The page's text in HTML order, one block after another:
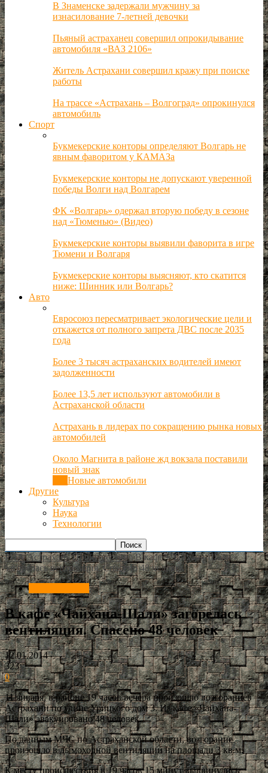
В Знаменске задержали мужчину за
изнасилование 7-летней девочки
Пьяный астраханец совершил опрокидывание
автомобиля «ВАЗ 2106»
Житель Астрахани совершил кражу при поиске
работы
На трассе «Астрахань – Волгоград» опрокинулся
автомобиль
Спорт
Букмекерские конторы определяют Волгарь не
явным фаворитом у КАМАЗа
Букмекерские конторы не допускают уверенной
победы Волги над Волгарем
ФК «Волгарь» одержал вторую победу в сезоне
над «Тюменью» (Видео)
Букмекерские конторы выявили фаворита в игре
Тюмени и Волгаря
Букмекерские конторы выясняют, кто скатится
ниже: Шинник или Волгарь?
Авто
Евросоюз пересматривает экологические цели и
откажется от полного запрета ДВС после 2035
года
Более 3 тысяч астраханских водителей имеют
задолженности
Более 13,5 лет используют автомобили в
Астраханской области
Астрахань в лидерах по сокращению рынка новых
автомобилей
Около Магнита в районе жд вокзала поставили
новый знак
Новые автомобили
Другие
Культура
Наука
Технологии
РИА Астрахань Происшествия В кафе «Чайхана-Шали»
загорелась вентиляция. Спасено 48 человек
В кафе «Чайхана-Шали» загорелась
вентиляция. Спасено 48 человек
12.01.2014
323
0
11 января, в районе 19 часов вечера произошло возгораниев
Астрахани по улице Урицкого дом 3. Из кафе «Чайхана-
Шали» эвакуировано 48 человек.
По данным МЧС по Астраханской области, возгорание
произошло в дымоходной вентиляции на площади 3 кв.м.
К месту происшествия в 19 часов 15 минут выдвинулись